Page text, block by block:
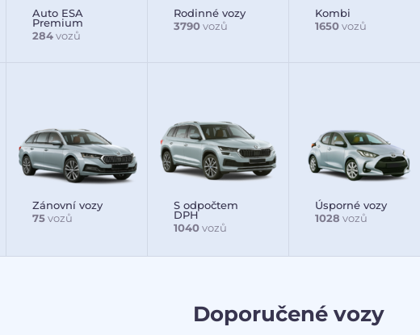
Auto ESA
Premium
284 vozů
Rodinné vozy
3790 vozů
Kombi
1650vozů
Zánovní vozy
75 vozů
S odpočtem
DPH
1040 vozů
Úsporné vozy
1028 vozů
Doporučené vozy